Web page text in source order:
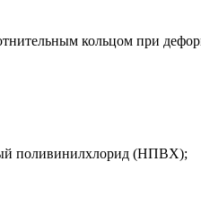
кольцом при
поливинилхлорид (НПВХ);